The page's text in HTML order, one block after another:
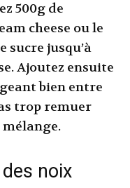
500g de
cheese ou le
sucre jusqu’à
Ajoutez ensuite
bien entre
trop remuer
noix